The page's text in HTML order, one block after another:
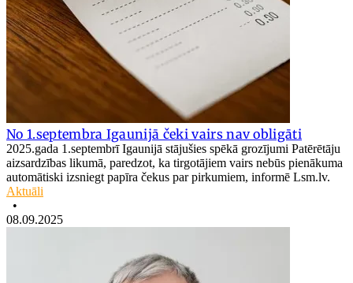
No 1.septembra Igaunijā čeki vairs nav obligāti
2025.gada 1.septembrī Igaunijā stājušies spēkā grozījumi Patērētāju
aizsardzības likumā, paredzot, ka tirgotājiem vairs nebūs pienākuma
automātiski izsniegt papīra čekus par pirkumiem, informē Lsm.lv.
Aktuāli
•
08.09.2025